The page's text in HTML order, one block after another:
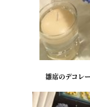
雛席のデコレ